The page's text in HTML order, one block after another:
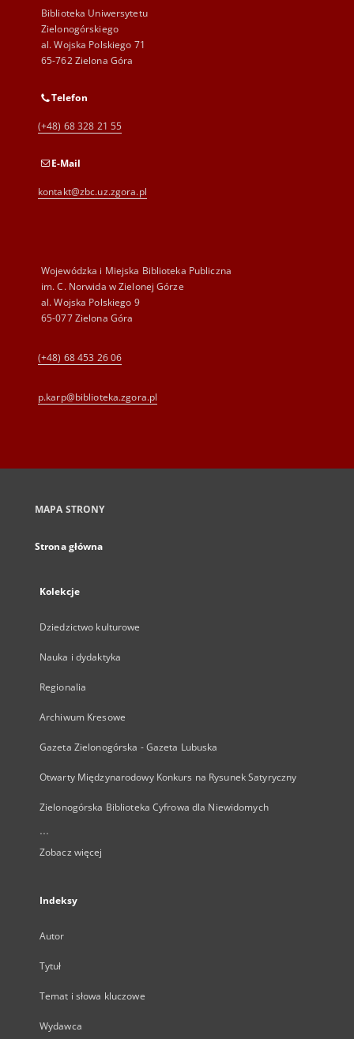
Biblioteka Uniwersytetu
Zielonogórskiego
al. Wojska Polskiego 71
65-762 Zielona Góra
Telefon
(+48) 68 328 21 55
E-Mail
kontakt@zbc.uz.zgora.pl
Wojewódzka i Miejska Biblioteka Publiczna
im. C. Norwida w Zielonej Górze
al. Wojska Polskiego 9
65-077 Zielona Góra
(+48) 68 453 26 06
p.karp@biblioteka.zgora.pl
MAPA STRONY
Strona główna
Kolekcje
Dziedzictwo kulturowe
Nauka i dydaktyka
Regionalia
Archiwum Kresowe
Gazeta Zielonogórska - Gazeta Lubuska
Otwarty Międzynarodowy Konkurs na Rysunek Satyryczny
Zielonogórska Biblioteka Cyfrowa dla Niewidomych
...
Zobacz więcej
Indeksy
Autor
Tytuł
Temat i słowa kluczowe
Wydawca